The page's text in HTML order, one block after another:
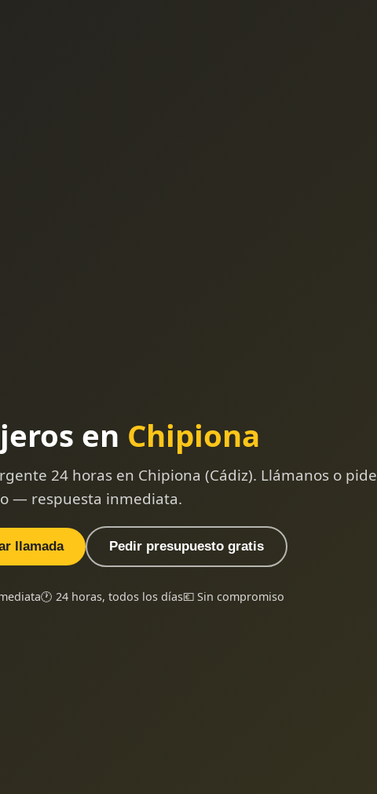
en Chipiona
24 horas en Chipiona (Cádiz). Llámanos o pide
— respuesta inmediata.
llamada Pedir presupuesto gratis
🕐 24 horas, todos los días💶 Sin compromiso